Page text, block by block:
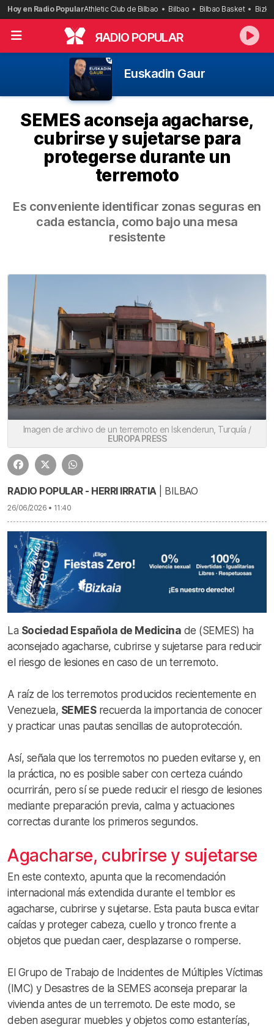
Saltar
al
contenido
Hoy en Radio PopularAthletic Club de Bilbao Bilbao Bilbao Basket
RADIO POPULAR
Euskadin Gaur
SEMES aconseja agacharse,
cubrirse y sujetarse para
protegerse durante un
terremoto
Es conveniente identificar zonas seguras en
cada estancia, como bajo una mesa
resistente
Imagen de archivo de un terremoto en Iskenderun, Turquía /
EUROPA PRESS
RADIO POPULAR - HERRI IRRATIA| BILBAO
26/06/2026 • 11:40
La Sociedad Española de Medicina de (SEMES) ha
aconsejado agacharse, cubrirse y sujetarse para reducir
el riesgo de lesiones en caso de un terremoto.
A raíz de los terremotos producidos recientemente en
Venezuela, SEMESrecuerda la importancia de conocer
y practicar unas pautas sencillas de autoprotección.
Así, señala que los terremotos no pueden evitarse y, en
la práctica, no es posible saber con certeza cuándo
ocurrirán, pero sí se puede reducir el riesgo de lesiones
mediante preparación previa, calma y actuaciones
correctas durante los primeros segundos.
Agacharse, cubrirse y sujetarse
En este contexto, apunta que la recomendación
internacional más extendida durante el temblor es
agacharse, cubrirse y sujetarse. Esta pauta busca evitar
caídas y proteger cabeza, cuello y tronco frente a
objetos que puedan caer, desplazarse o romperse.
El Grupo de Trabajo de Incidentes de Múltiples Víctimas
(IMC) y Desastres de la SEMES aconseja preparar la
vivienda antes de un terremoto. De este modo, se
deben asegurar muebles y objetos como estanterías,